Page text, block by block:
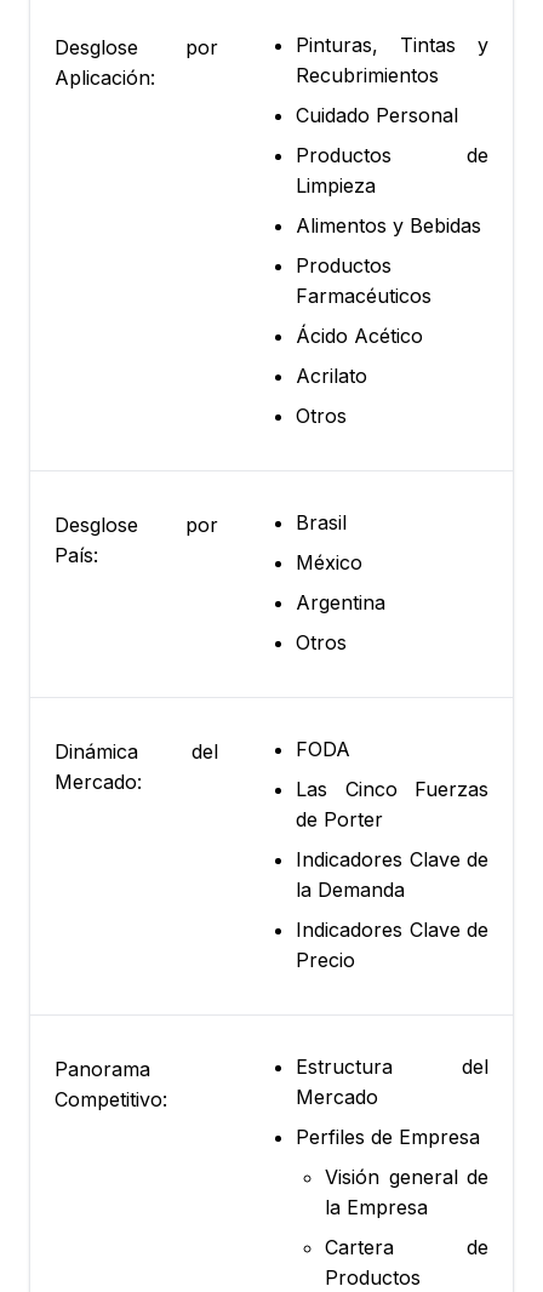
Desglose por
Aplicación:
Pinturas, Tintas y
Recubrimientos
Cuidado Personal
Productos de
Limpieza
Alimentos y Bebidas
Productos
Farmacéuticos
Ácido Acético
Acrilato
Otros
Desglose por
País:
Brasil
México
Argentina
Otros
Dinámica del
Mercado:
FODA
Las Cinco Fuerzas
de Porter
Indicadores Clave de
la Demanda
Indicadores Clave de
Precio
Panorama
Competitivo:
Estructura del
Mercado
Perfiles de Empresa
Visión general de
la Empresa
Cartera de
Productos